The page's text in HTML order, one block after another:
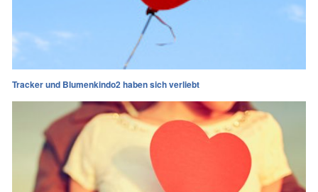
Tracker und Blumenkindo2 haben sich verliebt